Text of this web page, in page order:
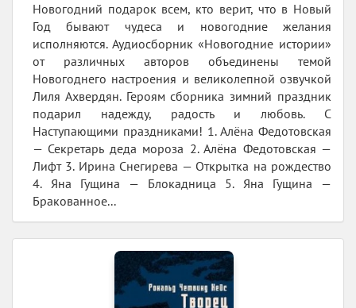
Новогодний подарок всем, кто верит, что в Новый
Год бывают чудеса и новогодние желания
исполняются. Аудиосборник «Новогодние истории»
от различных авторов объединены темой
Новогоднего настроения и великолепной озвучкой
Лиля Ахвердян. Героям сборника зимний праздник
подарил надежду, радость и любовь. С
Наступающими праздниками! 1. Алёна Федотовская
— Секретарь деда мороза 2. Алёна Федотовская —
Лифт 3. Ирина Снегирева — Открытка на рождество
4. Яна Гущина — Блокадница 5. Яна Гущина —
Бракованное...